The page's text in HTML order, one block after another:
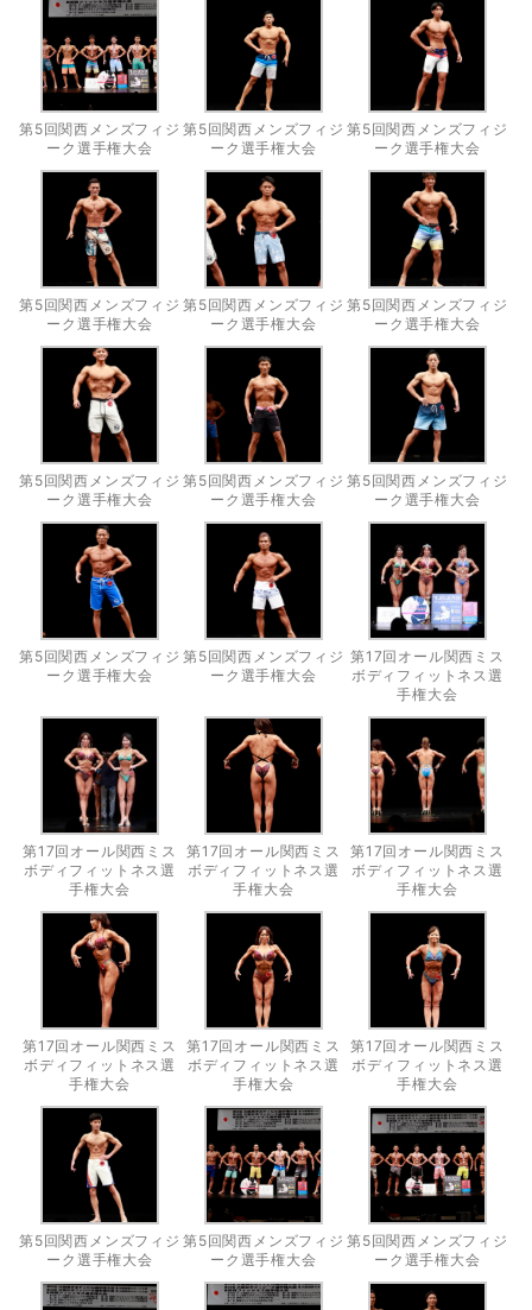
第5回関西メンズフィジ
ーク選手権大会
第5回関西メンズフィジ
ーク選手権大会
第5回関西メンズフィジ
ーク選手権大会
第5回関西メンズフィジ
ーク選手権大会
第5回関西メンズフィジ
ーク選手権大会
第5回関西メンズフィジ
ーク選手権大会
第5回関西メンズフィジ
ーク選手権大会
第5回関西メンズフィジ
ーク選手権大会
第5回関西メンズフィジ
ーク選手権大会
第5回関西メンズフィジ
ーク選手権大会
第5回関西メンズフィジ
ーク選手権大会
第17回オール関西ミス
ボディフィットネス選
手権大会
第17回オール関西ミス
ボディフィットネス選
手権大会
第17回オール関西ミス
ボディフィットネス選
手権大会
第17回オール関西ミス
ボディフィットネス選
手権大会
第17回オール関西ミス
ボディフィットネス選
手権大会
第17回オール関西ミス
ボディフィットネス選
手権大会
第17回オール関西ミス
ボディフィットネス選
手権大会
第5回関西メンズフィジ
ーク選手権大会
第5回関西メンズフィジ
ーク選手権大会
第5回関西メンズフィジ
ーク選手権大会